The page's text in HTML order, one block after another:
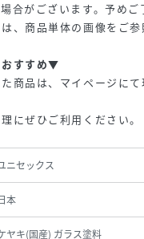
合がございます。予めご
、商品単体の画像をご参
すすめ▼
商品は、マイページに
にぜひご利用ください。
ニセックス
本
ヤキ(国産) ガラス塗料